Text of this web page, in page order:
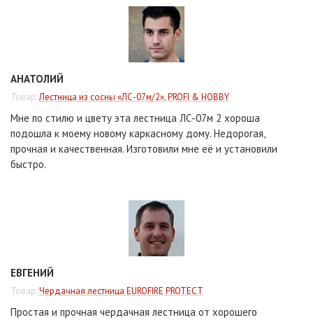
АНАТОЛИЙ
Товар:Лестница из сосны «ЛС-07м/2», PROFI & HOBBY
Мне по стилю и цвету эта лестница ЛС-07м 2 хороша
подошла к моему новому каркасному дому. Недорогая,
прочная и качественная. Изготовили мне её и установили
быстро.
ЕВГЕНИЙ
Товар:Чердачная лестница EUROFIRE PROTECT
Простая и прочная чердачная лестница от хорошего